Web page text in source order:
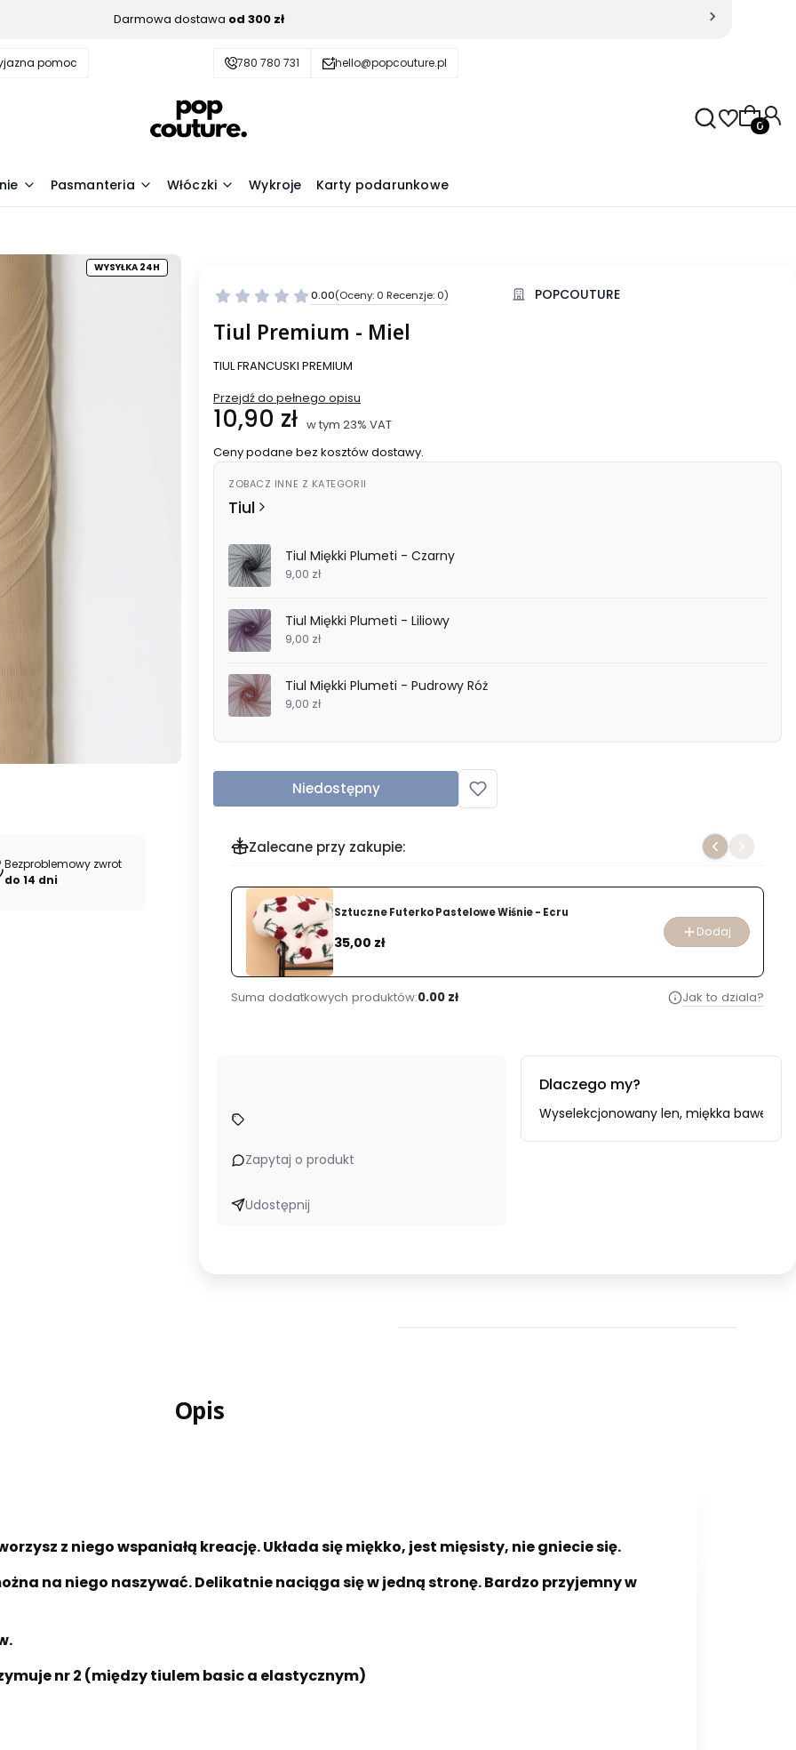
Darmowa dostawa od 300 zł
pomoc 780 780 731 hello@popcouture.pl
Pasmanteria Włóczki Wykroje Karty podarunkowe
Bezproblemowy zwrot
do 14 dni
WYSYŁKA 24H
0.00(Oceny: 0 Recenzje: 0)
Przejdź do sekcji Opinie
POPCOUTURE
Tiul Premium - Miel
TIUL FRANCUSKI PREMIUM
Przejdź do pełnego opisu
Cena
10,90 zł w tym 23% VAT
w tym 23% VAT
Ceny podane bez kosztów dostawy.
ZOBACZ INNE Z KATEGORII
Tiul
Tiul Miękki Plumeti - Czarny
9,00 zł
Tiul Miękki Plumeti - Liliowy
9,00 zł
Tiul Miękki Plumeti - Pudrowy Róż
9,00 zł
Niedostępny
Zalecane przy zakupie:
Sztuczne Futerko Pastelowe Wiśnie - Ecru
Cena
35,00 zł
Dodaj
Suma dodatkowych produktów:0.00 zł Jak to dziala?
Zapytaj o produkt
Udostępnij
Dlaczego my?
Kupuj u źródła – bezpośrednio od producenta i importera. Wyselekcjonowany len, miękka
Opis
z niego wspaniałą kreację. Układa się miękko, jest mięsisty, nie gniecie się.
na niego naszywać. Delikatnie naciąga się w jedną stronę. Bardzo przyjemny w
nr 2 (między tiulem basic a elastycznym)